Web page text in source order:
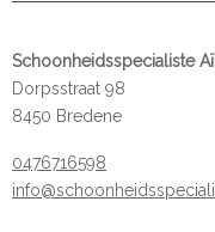
Schoonheidsspecialiste
Dorpsstraat 98
8450 Bredene
0476716598